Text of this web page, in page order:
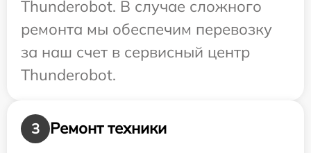
Thunderobot. В случае сложного
ремонта мы обеспечим перевозку
за наш счет в сервисный центр
Thunderobot.
3
Ремонт техники